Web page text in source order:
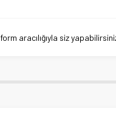
aracılığıyla siz yapabilirsiniz.